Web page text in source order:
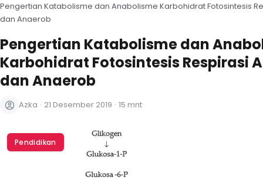
Pengertian Katabolisme dan Anabolisme Karbohidrat Fotosintesis
dan Anaerob
Pengertian Katabolisme dan
Karbohidrat Fotosintesis Respirasi
dan Anaerob
Azka · 21 Desember 2019 · 15 mnt
Pendidikan